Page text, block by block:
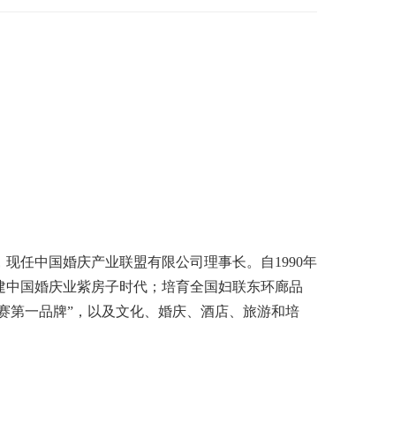
任中国婚庆产业联盟有限公司理事长。自1990年
国婚庆业紫房子时代；培育全国妇联东环廊品
第一品牌”，以及文化、婚庆、酒店、旅游和培